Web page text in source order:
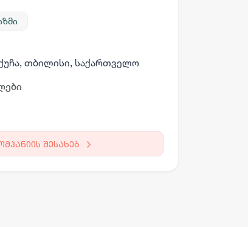
თბილისი, საქართველო
შესახებ
არგო AI